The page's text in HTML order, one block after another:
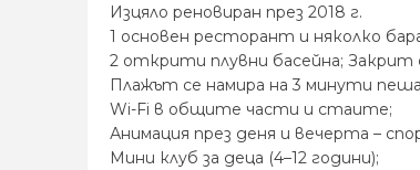
Изцяло реновиран през 2018 г.
1 основен ресторант и няколко
2 открити плувни басейна; Закрит
Плажът се намира на 3 минути
Wi-Fi в общите части и стаите;
Анимация през деня и вечерта –
Мини клуб за деца (4–12 години);